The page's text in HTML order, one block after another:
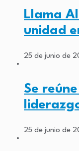
Llama
unidad
25 de junio de
Se
25 de junio de